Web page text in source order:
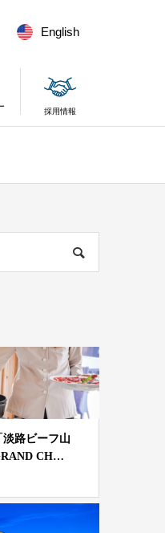
English
採用情報
路ビーフ山
CH…